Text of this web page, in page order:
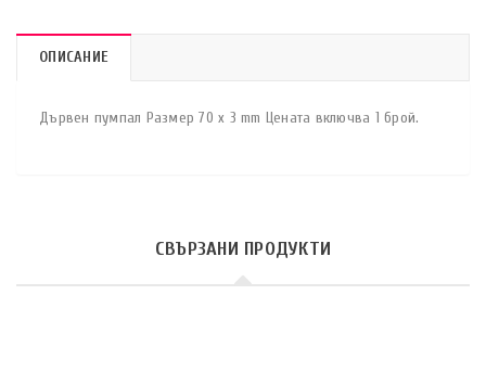
ОПИСАНИЕ
Дървен пумпал Размер 70 x 3 mm Цената включва 1 брой.
СВЪРЗАНИ ПРОДУКТИ